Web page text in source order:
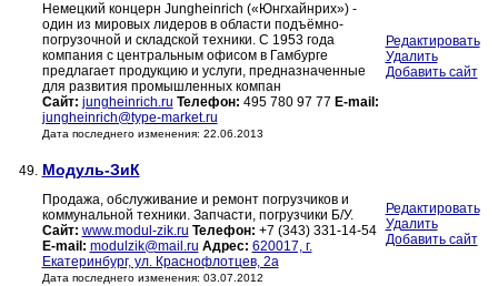
Немецкий концерн Jungheinrich («Юнгхайнрих») -
один из мировых лидеров в области подъёмно-
погрузочной и складской техники. С 1953 года
компания с центральным офисом в Гамбурге
предлагает продукцию и услуги, предназначенные
для развития промышленных компан
Сайт: jungheinrich.ru Телефон: 495 780 97 77 E-mail:
jungheinrich@type-market.ru
Дата последнего изменения: 22.06.2013
Редактировать
Удалить
Добавить сайт
49. Модуль-ЗиК
Продажа, обслуживание и ремонт погрузчиков и
коммунальной техники. Запчасти, погрузчики Б/У.
Сайт: www.modul-zik.ru Телефон: +7 (343) 331-14-54
E-mail: modulzik@mail.ru Адрес: 620017, г.
Екатеринбург, ул. Краснофлотцев, 2а
Дата последнего изменения: 03.07.2012
Редактировать
Удалить
Добавить сайт